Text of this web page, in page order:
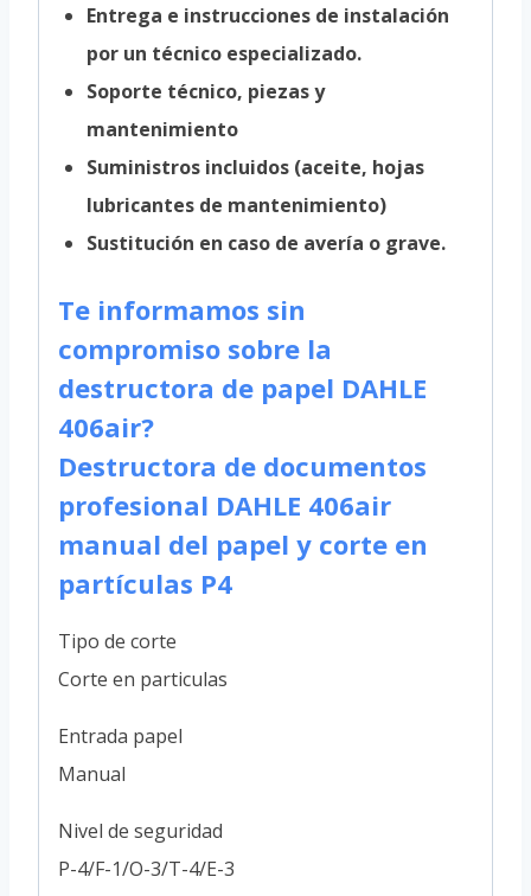
Entrega e instrucciones de instalación
por un técnico especializado.
Soporte técnico, piezas y
mantenimiento
Suministros incluidos (aceite, hojas
lubricantes de mantenimiento)
Sustitución en caso de avería o grave.
Te informamos sin
compromiso sobre la
destructora de papel DAHLE
406air?
Destructora de documentos
profesional DAHLE 406air
manual del papel y corte en
partículas P4
Tipo de corte
Corte en particulas
Entrada papel
Manual
Nivel de seguridad
P-4/F-1/O-3/T-4/E-3